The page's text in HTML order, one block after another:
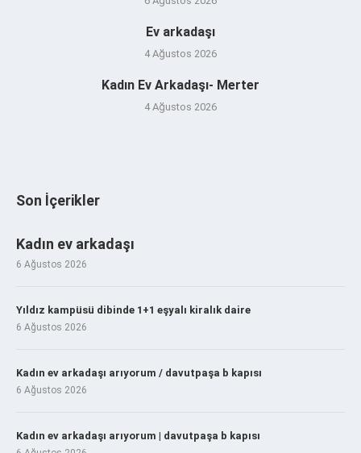
Ev arkadaşı
4 Ağustos 2026
Kadın Ev Arkadaşı- Merter
4 Ağustos 2026
Son İçerikler
Kadın ev arkadaşı
6 Ağustos 2026
Yıldız kampüsü dibinde 1+1 eşyalı kiralık daire
6 Ağustos 2026
Kadın ev arkadaşı arıyorum / davutpaşa b kapısı
6 Ağustos 2026
Kadın ev arkadaşı arıyorum | davutpaşa b kapısı